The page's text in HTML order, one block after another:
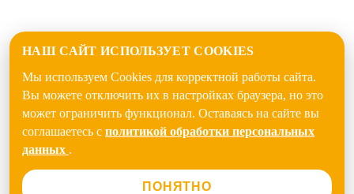
НАШ САЙТ ИСПОЛЬЗУЕТ COOKIES
Мы используем Cookies для корректной работы сайта.
Вы можете отключить их в настройках браузера, но это
может ограничить функционал. Оставаясь на сайте вы
соглашаетесь с политикой обработки персональных
данных .
ПОНЯТНО